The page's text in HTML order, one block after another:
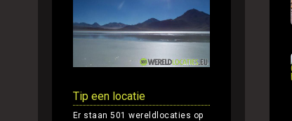
Tip een locatie
Er staan 501 wereldlocaties op